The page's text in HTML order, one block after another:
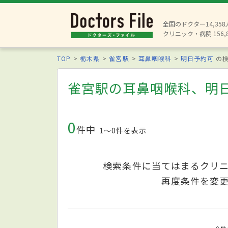
全国のドクター14,358
クリニック・病院
TOP 栃木県 雀宮駅 耳鼻咽喉科 明日予約可 の
雀宮駅の耳鼻咽喉科、明
0件中 1〜0件を表示
検索条件に当てはまるクリ
再度条件を変